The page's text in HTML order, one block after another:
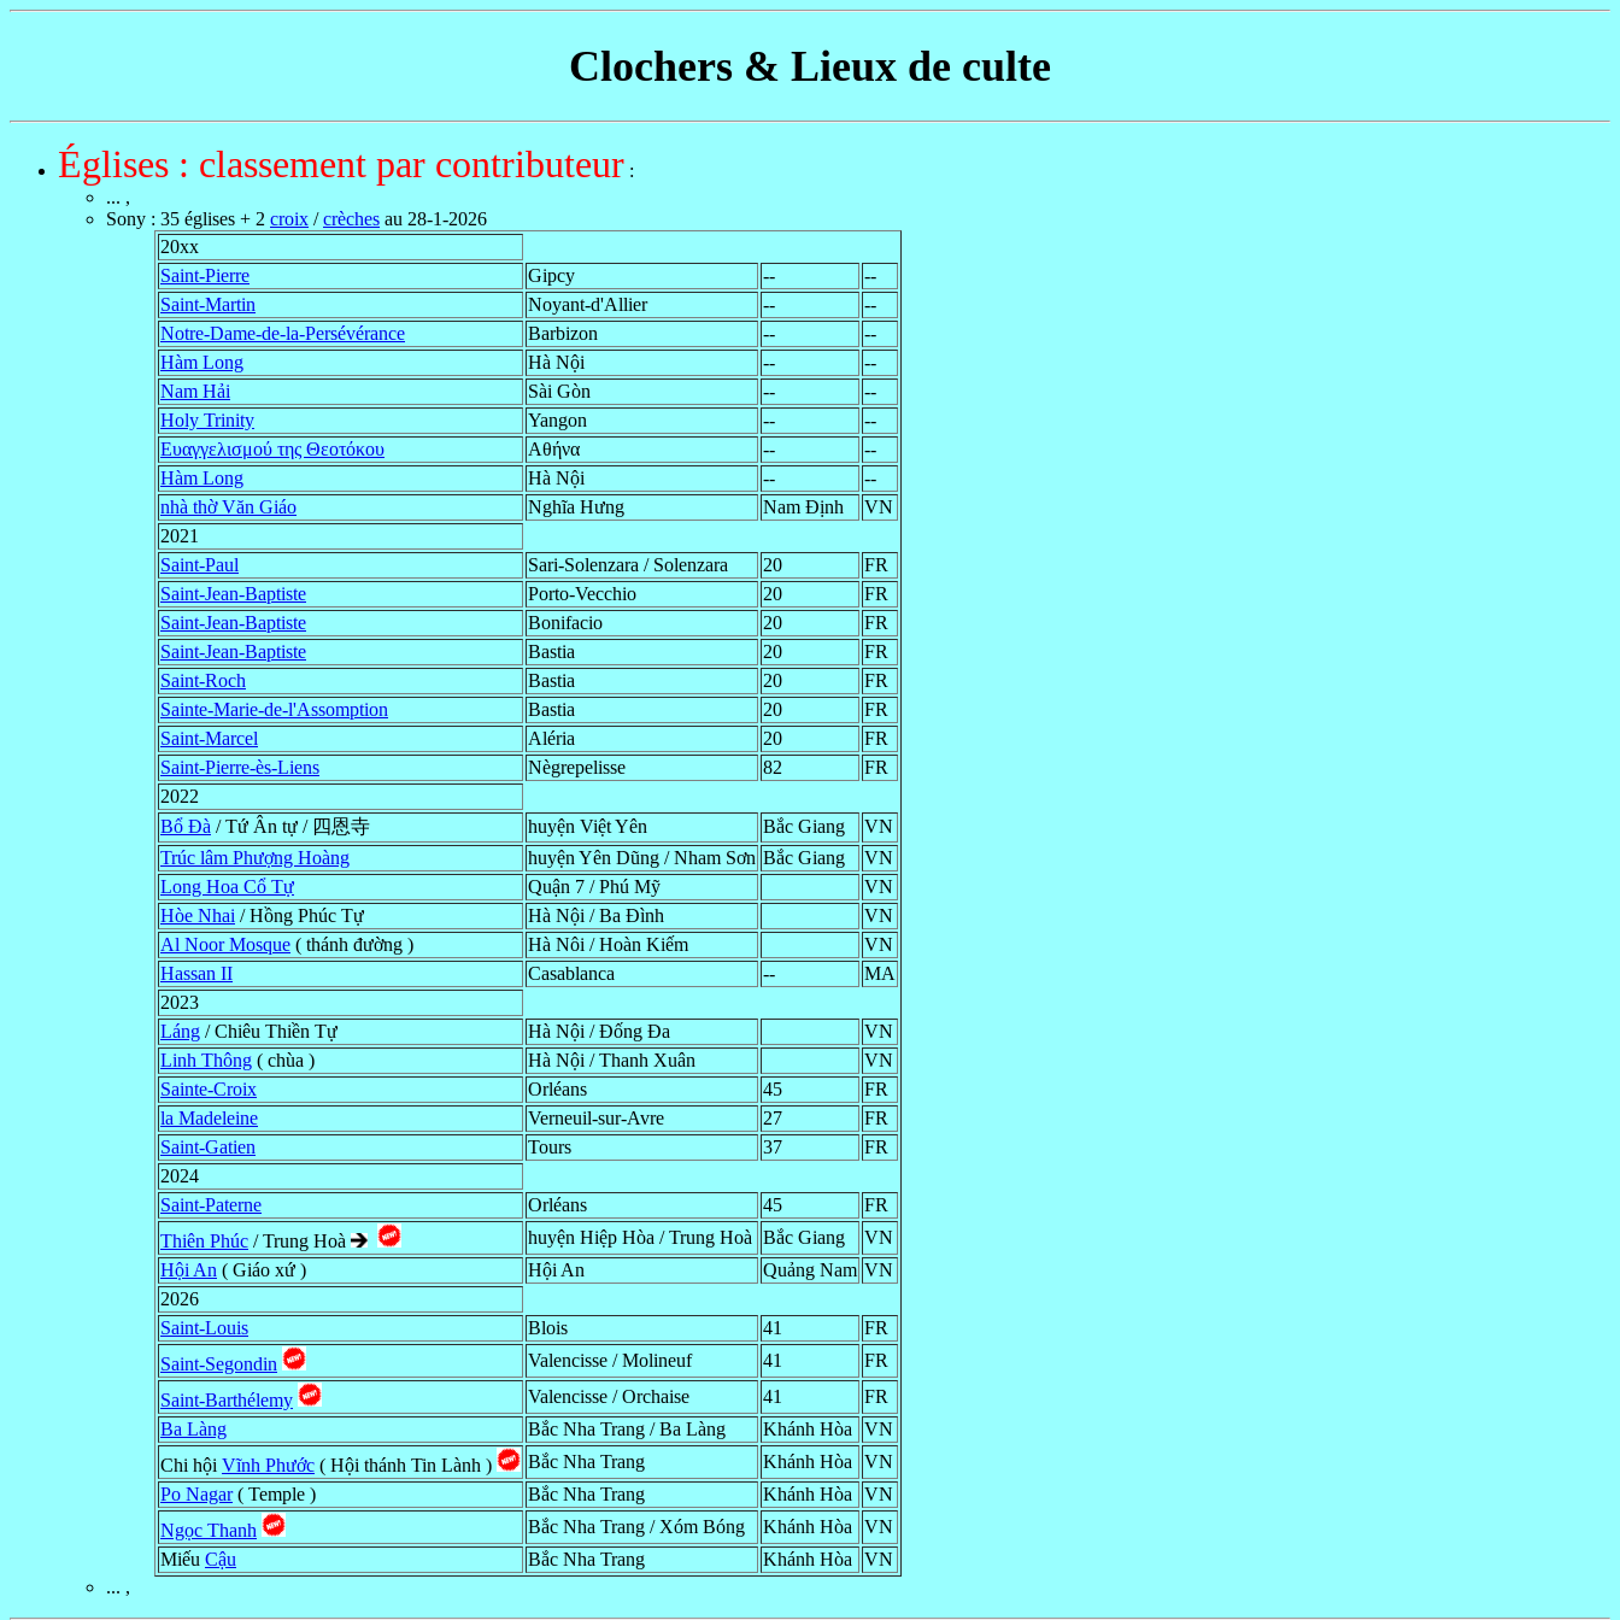
Clochers & Lieux de culte
Églises : classement par contributeur :
... ,
Sony : 35 églises + 2 croix /crèches au 28-1-2026
20xx
Saint-Pierre
Gipcy --
--
Saint-Martin
Noyant-d'Allier --
--
Notre-Dame-de-la-Persévérance
Barbizon --
--
Hàm Long
Hà Nội --
--
Nam Hải
Sài Gòn --
--
Holy Trinity
Yangon --
--
Ευαγγελισμού της Θεοτόκου
Αθήνα --
--
Hàm Long
Hà Nội --
--
nhà thờ Văn Giáo
Nghĩa Hưng Nam Định
VN
2021
Saint-Paul
Sari-Solenzara / Solenzara 20
FR
Saint-Jean-Baptiste
Porto-Vecchio 20
FR
Saint-Jean-Baptiste
Bonifacio 20
FR
Saint-Jean-Baptiste
Bastia 20
FR
Saint-Roch
Bastia 20
FR
Sainte-Marie-de-l'Assomption
Bastia 20
FR
Saint-Marcel
Aléria 20
FR
Saint-Pierre-ès-Liens
Nègrepelisse 82
FR
2022
Bổ Đà / Tứ Ân tự / 四恩寺 huyện Việt Yên Bắc Giang
VN
Trúc lâm Phượng Hoàng
huyện Yên Dũng / Nham Sơn Bắc Giang
VN
Long Hoa Cổ Tự
Quận 7 / Phú Mỹ
VN
Hòe Nhai / Hồng Phúc Tự Hà Nội / Ba Đình
VN
Al Noor Mosque ( thánh đường ) Hà Nôi / Hoàn Kiếm
VN
Hassan II
Casablanca --
MA
2023
Láng / Chiêu Thiền Tự Hà Nội / Đống Đa
VN
Linh Thông ( chùa ) Hà Nội / Thanh Xuân
VN
Sainte-Croix
Orléans 45
FR
la Madeleine
Verneuil-sur-Avre 27
FR
Saint-Gatien
Tours 37
FR
2024
Saint-Paterne
Orléans 45
FR
Thiên Phúc / Trung Hoà huyện Hiệp Hòa / Trung Hoà Bắc Giang
VN
Hội An ( Giáo xứ ) Hội An Quảng Nam VN
2026
Saint-Louis
Blois 41
FR
Saint-Segondin
Valencisse / Molineuf 41
FR
Saint-Barthélemy
Valencisse / Orchaise 41
FR
Ba Làng
Bắc Nha Trang / Ba Làng Khánh Hòa
VN
Chi hội Vĩnh Phước ( Hội thánh Tin Lành ) Bắc Nha Trang Khánh Hòa
VN
Po Nagar( Temple ) Bắc Nha Trang Khánh Hòa
VN
Ngọc Thanh
Bắc Nha Trang / Xóm Bóng Khánh Hòa
VN
Miếu Cậu Bắc Nha Trang Khánh Hòa
VN
... ,